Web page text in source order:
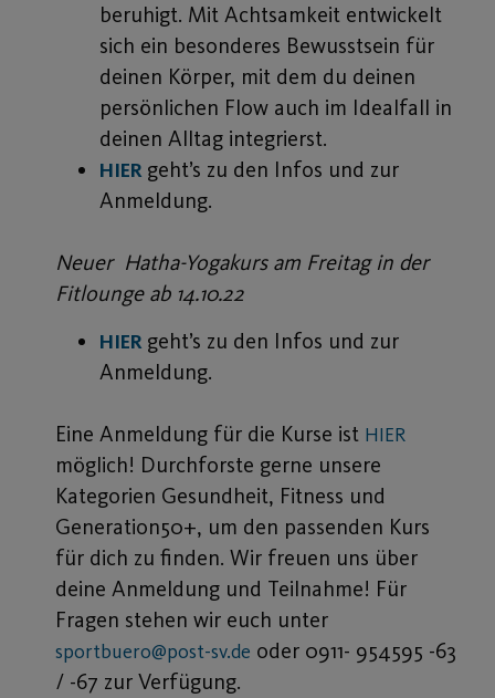
beruhigt. Mit Achtsamkeit entwickelt
sich ein besonderes Bewusstsein für
deinen Körper, mit dem du deinen
persönlichen Flow auch im Idealfall in
deinen Alltag integrierst.
HIER geht’s zu den Infos und zur
Anmeldung.
Neuer Hatha-Yogakurs am Freitag in der
Fitlounge ab 14.10.22
HIER geht’s zu den Infos und zur
Anmeldung.
Eine Anmeldung für die Kurse ist HIER
möglich! Durchforste gerne unsere
Kategorien Gesundheit, Fitness und
Generation50+, um den passenden Kurs
für dich zu finden. Wir freuen uns über
deine Anmeldung und Teilnahme! Für
Fragen stehen wir euch unter
sportbuero@post-sv.de oder 0911- 954595 -63
/ -67 zur Verfügung.